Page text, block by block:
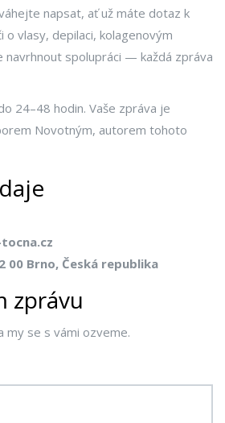
napsat, ať už máte dotaz k
o vlasy, depilaci, kolagenovým
navrhnout spolupráci — každá zpráva
24–48 hodin. Vaše zpráva je
Novotným, autorem tohoto
00 Brno, Česká republika
zprávu
my se s vámi ozveme.